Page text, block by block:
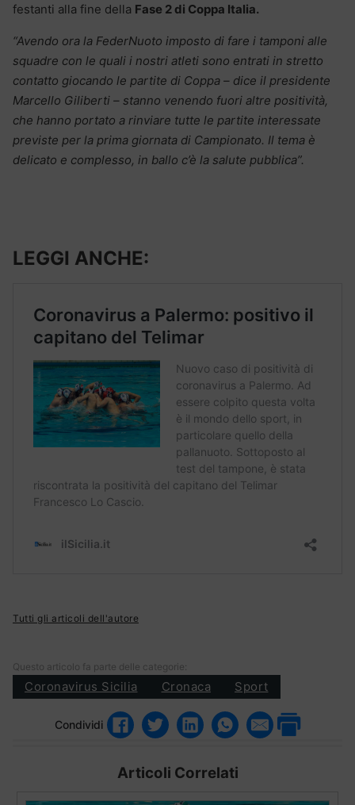
festanti alla fine della Fase 2 di Coppa Italia.
“Avendo ora la FederNuoto imposto di fare i tamponi alle
squadre con le quali i nostri atleti sono entrati in stretto
contatto giocando le partite di Coppa – dice il presidente
Marcello Giliberti – stanno venendo fuori altre positività,
che hanno portato a rinviare tutte le partite interessate
previste per la prima giornata di Campionato. Il tema è
delicato e complesso, in ballo c’è la salute pubblica”.
LEGGI ANCHE:
Tutti gli articoli dell'autore
Questo articolo fa parte delle categorie:
Coronavirus Sicilia Cronaca Sport
Condividi
Articoli Correlati